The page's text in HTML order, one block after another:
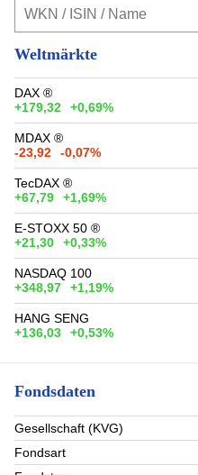
Weltmärkte
DAX ®
+179,32
+0,69%
MDAX ®
-23,92
-0,07%
TecDAX ®
+67,79
+1,69%
E-STOXX 50 ®
+21,30
+0,33%
NASDAQ 100
+348,97
+1,19%
HANG SENG
+136,03
+0,53%
Fondsdaten
Gesellschaft (KVG)
Fondsart